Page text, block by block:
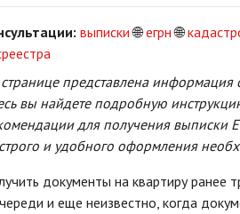
выписки🌐егрн🌐
представлена информация
вы найдете подробную
для получения выписки
и удобного оформления
документы на квартиру ранее
и еще неизвестно, когда